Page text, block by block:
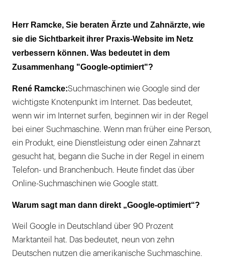
Herr Ramcke, Sie beraten Ärzte und Zahnärzte, wie
sie die Sichtbarkeit ihrer Praxis-Website im Netz
verbessern können. Was bedeutet in dem
Zusammenhang "Google-optimiert"?
René Ramcke:Suchmaschinen wie Google sind der
wichtigste Knotenpunkt im Internet. Das bedeutet,
wenn wir im Internet surfen, beginnen wir in der Regel
bei einer Suchmaschine. Wenn man früher eine Person,
ein Produkt, eine Dienstleistung oder einen Zahnarzt
gesucht hat, begann die Suche in der Regel in einem
Telefon- und Branchenbuch. Heute findet das über
Online-Suchmaschinen wie Google statt.
Warum sagt man dann direkt „Google-optimiert“?
Weil Google in Deutschland über 90 Prozent
Marktanteil hat. Das bedeutet, neun von zehn
Deutschen nutzen die amerikanische Suchmaschine.